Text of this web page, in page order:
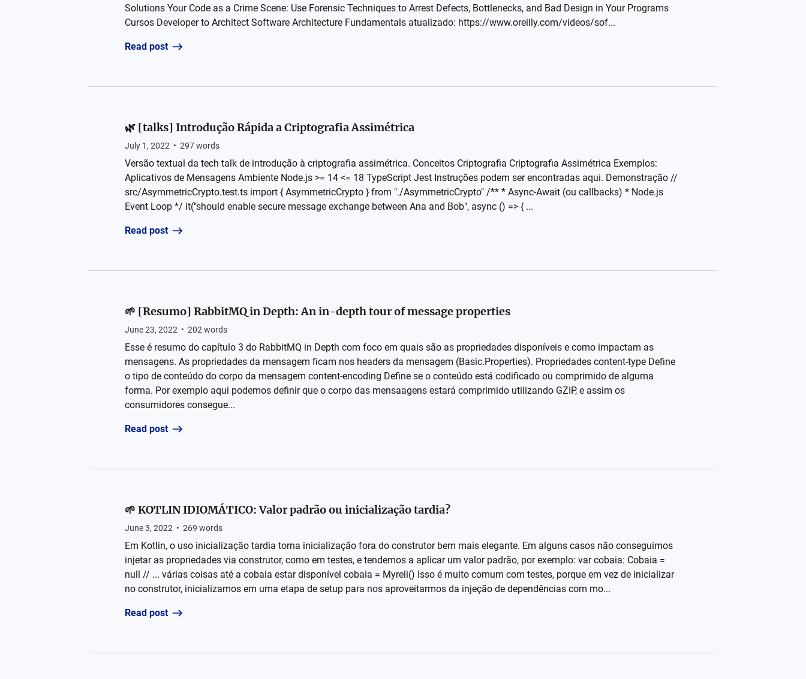
Solutions Your Code as a Crime Scene: Use Forensic Techniques to Arrest Defects, Bottlenecks, and Bad Design in Your Programs
Cursos Developer to Architect Software Architecture Fundamentals atualizado: https://www.oreilly.com/videos/sof...
Read post
🌿 [talks] Introdução Rápida a Criptografia Assimétrica
July 1, 2022 • 297words
Versão textual da tech talk de introdução à criptografia assimétrica. Conceitos Criptografia Criptografia Assimétrica Exemplos:
Aplicativos de Mensagens Ambiente Node.js >= 14 <= 18 TypeScript Jest Instruções podem ser encontradas aqui. Demonstração //
src/AsymmetricCrypto.test.ts import { AsymmetricCrypto } from "./AsymmetricCrypto" /** * Async-Await (ou callbacks) * Node.js
Event Loop */ it("should enable secure message exchange between Ana and Bob", async () => { ...
Read post
🌱 [Resumo] RabbitMQ in Depth: An in-depth tour of message properties
June 23, 2022 • 202 words
Esse é resumo do capítulo 3 do RabbitMQ in Depth com foco em quais são as propriedades disponíveis e como impactam as
mensagens. As propriedades da mensagem ficam nos headers da mensagem (Basic.Properties). Propriedades content-type Define
o tipo de conteúdo do corpo da mensagem content-encoding Define se o conteúdo está codificado ou comprimido de alguma
forma. Por exemplo aqui podemos definir que o corpo das mensaagens estará comprimido utilizando GZIP, e assim os
consumidores consegue...
Read post
🌱 KOTLIN IDIOMÁTICO: Valor padrão ou inicialização tardia?
June 3, 2022 • 269 words
Em Kotlin, o uso inicialização tardia torna inicialização fora do construtor bem mais elegante. Em alguns casos não conseguimos
injetar as propriedades via construtor, como em testes, e tendemos a aplicar um valor padrão, por exemplo: var cobaia: Cobaia =
null // ... várias coisas até a cobaia estar disponível cobaia = Myreli() Isso é muito comum com testes, porque em vez de inicializar
no construtor, inicializamos em uma etapa de setup para nos aproveitarmos da injeção de dependências com mo...
Read post